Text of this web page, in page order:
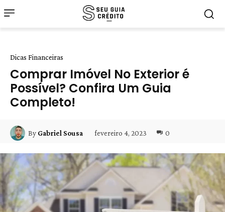
Dicas Financeiras
Comprar Imóvel No Exterior é
Possível? Confira Um Guia
Completo!
By Gabriel Sousa fevereiro 4, 2023 0